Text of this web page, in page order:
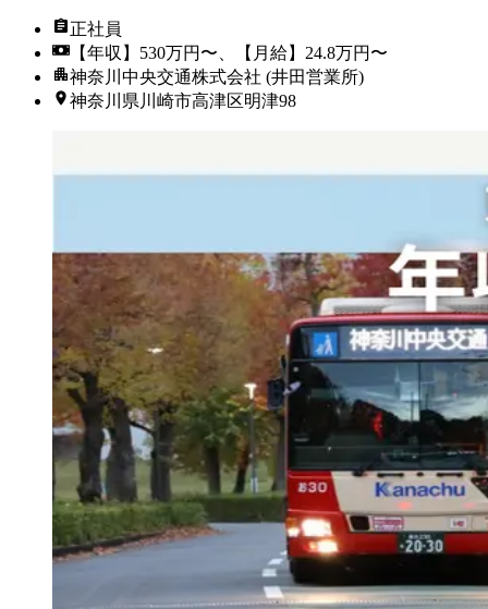
正社員
【年収】530万円〜、【月給】24.8万円〜
神奈川中央交通株式会社 (井田営業所)
神奈川県川崎市高津区明津98